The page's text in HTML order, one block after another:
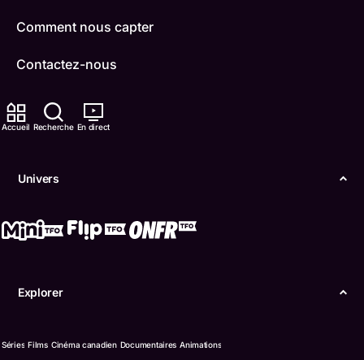
Accueil Recherche En direct
Univers
Explorer
Séries Films Cinéma canadien Documentaires Animations
Comment nous capter
Contactez-nous
ONFR
Boukili
Confidentialité
langue française de l’Ontario (TFO) - 2026